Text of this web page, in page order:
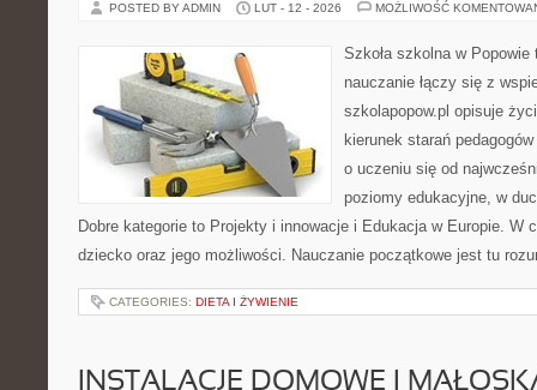
POSTED BY ADMIN LUT - 12 - 2026 MOŻLIWOŚĆ
Szkoła szkolna w
nauczanie łączy się z
szkolapopow.pl opisuje
kierunek starań
o uczeniu się od
poziomy edukacyjne, w
Dobre kategorie to Projekty i innowacje i Edukacja w Europie. W
dziecko oraz jego możliwości. Nauczanie początkowe jest tu
CATEGORIES: DIETA I ŻYWIENIE
INSTALACJE DOMOWE I